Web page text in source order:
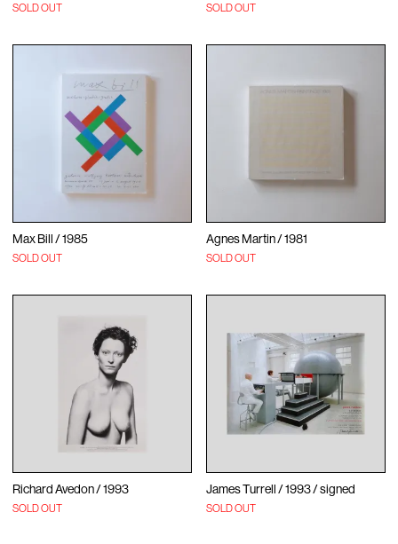
SOLD OUT SOLD OUT
Max Bill / 1985
SOLD OUT
Agnes Martin / 1981
SOLD OUT
Richard Avedon / 1993
SOLD OUT
James Turrell / 1993 / signed
SOLD OUT